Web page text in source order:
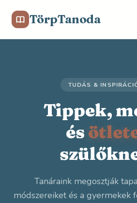
TörpTanoda
TUDÁS &
Tippek,
és
Tanáraink megosztják
módszereiket és a gyermekek